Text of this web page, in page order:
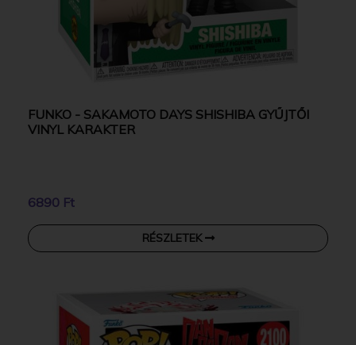
FUNKO - SAKAMOTO DAYS SHISHIBA GYŰJTŐI
VINYL KARAKTER
6890 Ft
RÉSZLETEK